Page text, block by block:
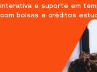
interativa e suporte em
com bolsas e créditos